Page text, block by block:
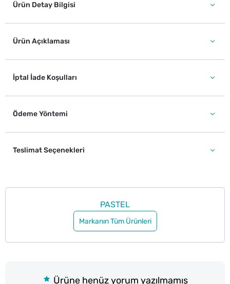
Ürün Detay Bilgisi
Ürün Açıklaması
İptal İade Koşulları
Ödeme Yöntemi
Teslimat Seçenekleri
PASTEL
Markanın Tüm Ürünleri
Ürüne henüz yorum yazılmamış